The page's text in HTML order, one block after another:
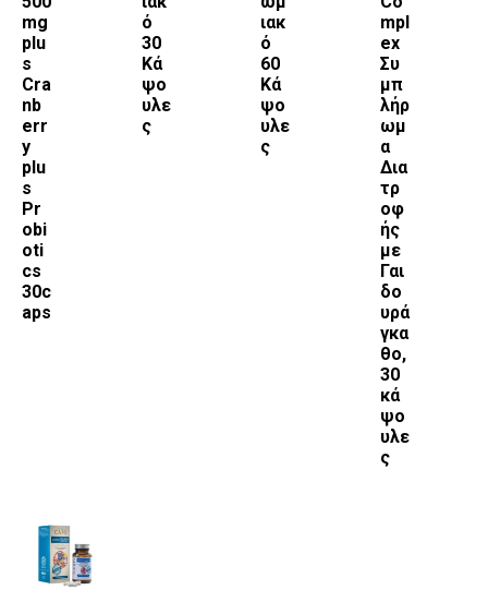
mg
plu
s
Cra
nb
err
y
plu
s
Pr
obi
oti
cs
30c
aps
ό
30
Κά
ψο
υλε
ς
ιακ
ό
60
Κά
ψο
υλε
ς
mpl
ex
Συ
μπ
λήρ
ωμ
α
Δια
τρ
οφ
ής
με
Γαι
δο
υρά
γκα
θο,
30
κά
ψο
υλε
ς